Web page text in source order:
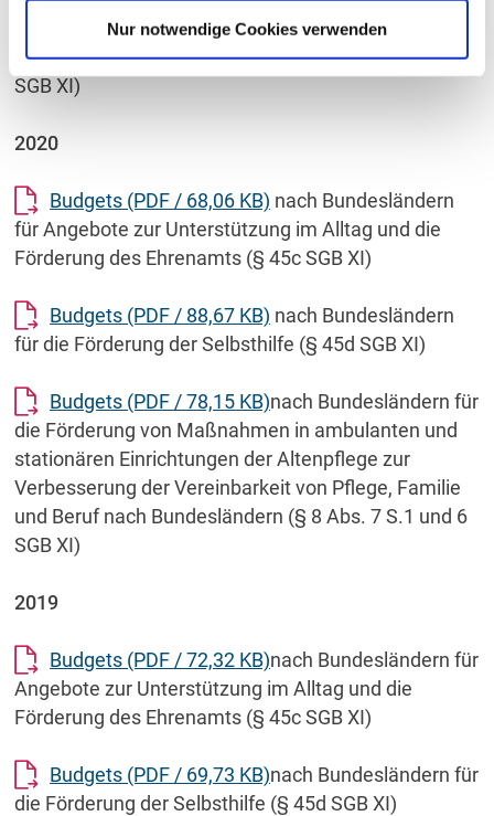
Nur notwendige Cookies verwenden
Verbesserung der Vereinbarkeit von Pflege, Familie
und Beruf nach Bundesländern (§ 8 Abs. 7 S.1 und 6
SGB XI)
2020
Budgets (PDF / 68,06 KB) nach Bundesländern
für Angebote zur Unterstützung im Alltag und die
Förderung des Ehrenamts (§ 45c SGB XI)
Budgets (PDF / 88,67 KB) nach Bundesländern
für die Förderung der Selbsthilfe (§ 45d SGB XI)
Budgets (PDF / 78,15 KB)nach Bundesländern für
die Förderung von Maßnahmen in ambulanten und
stationären Einrichtungen der Altenpflege zur
Verbesserung der Vereinbarkeit von Pflege, Familie
und Beruf nach Bundesländern (§ 8 Abs. 7 S.1 und 6
SGB XI)
2019
Budgets (PDF / 72,32 KB)nach Bundesländern für
Angebote zur Unterstützung im Alltag und die
Förderung des Ehrenamts (§ 45c SGB XI)
Budgets (PDF / 69,73 KB)nach Bundesländern für
die Förderung der Selbsthilfe (§ 45d SGB XI)